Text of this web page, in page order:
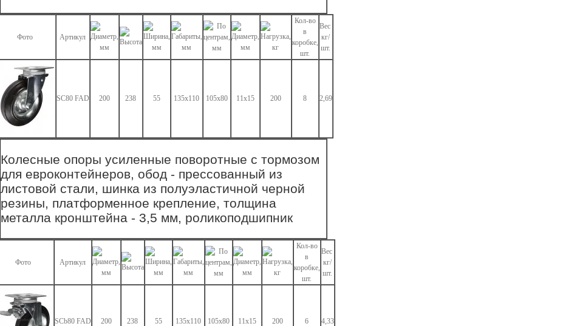
Фото Артикул
Кол-во
в
коробке,
шт.
Вес
кг/
шт.
SC80 FAD 200 238 55 135х110 105х80 11х15 200 8 2,69
Колесные опоры усиленные поворотные с тормозом
для евроконтейнеров, обод - прессованный из
листовой стали, шинка из полуэластичной черной
резины, платформенное крепление, толщина
металла кронштейна - 3,5 мм, роликоподшипник
Фото Артикул
Кол-во
в
коробке,
шт.
Вес
кг/
шт.
SCb80 FAD 200 238 55 135х110 105х80 11х15 200 6 4,33